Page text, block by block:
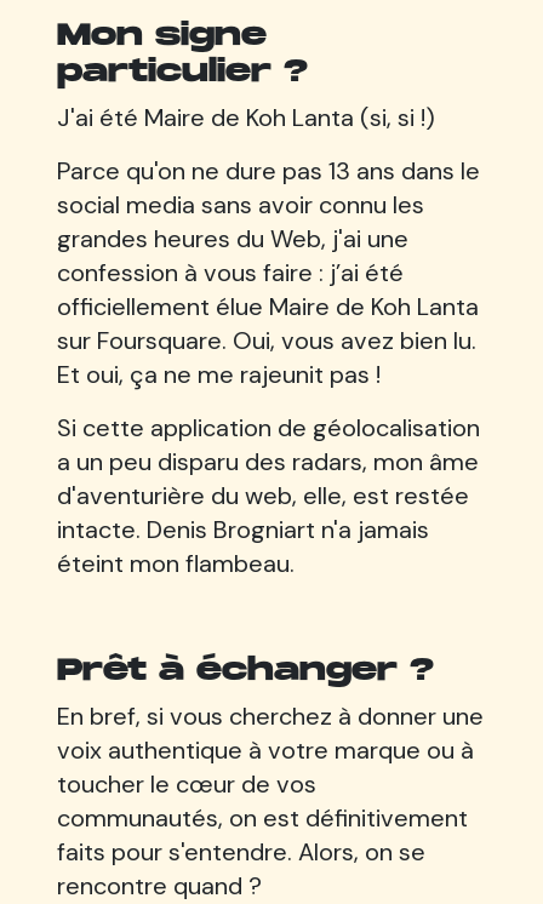
Mon signe
particulier ?
J'ai été Maire de Koh Lanta (si, si !)
Parce qu'on ne dure pas 13 ans dans le
social media sans avoir connu les
grandes heures du Web, j'ai une
confession à vous faire : j’ai été
officiellement élue Maire de Koh Lanta
sur Foursquare. Oui, vous avez bien lu.
Et oui, ça ne me rajeunit pas !
Si cette application de géolocalisation
a un peu disparu des radars, mon âme
d'aventurière du web, elle, est restée
intacte. Denis Brogniart n'a jamais
éteint mon flambeau.
Prêt à échanger ?
En bref, si vous cherchez à donner une
voix authentique à votre marque ou à
toucher le cœur de vos
communautés, on est définitivement
faits pour s'entendre. Alors, on se
rencontre quand ?